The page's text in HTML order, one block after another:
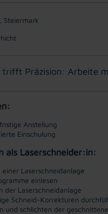
Steiermark
trifft Präzision: Arbeite
Anstellung
Einschulung
als Laserschneider:in:
einer Laserschneidanlage
einlesen
der Laserschneidanlage
Schneid-Korrekturen
und schlichten der